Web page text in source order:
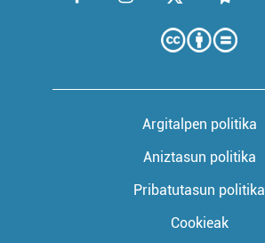
Argitalpen politika
Aniztasun politika
Pribatutasun politika
Cookieak